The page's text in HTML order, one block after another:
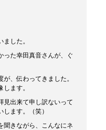
した。
った幸田真音さんが、ぐ
、伝わってきました。
ます。
見出来て申し訳ないって
ます。（笑）
聞きながら、こんなにネ